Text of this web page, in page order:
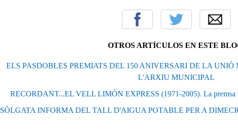
OTROS ARTÍCULOS EN ESTE
ELS PASDOBLES PREMIATS DEL 150 ANIVERSARI DE LA UNIÓ
L'ARXIU MUNICIPAL
RECORDANT...EL VELL LIMÓN EXPRESS (1971-2005). La premsa
SÒLGATA INFORMA DEL TALL D'AIGUA POTABLE PER A